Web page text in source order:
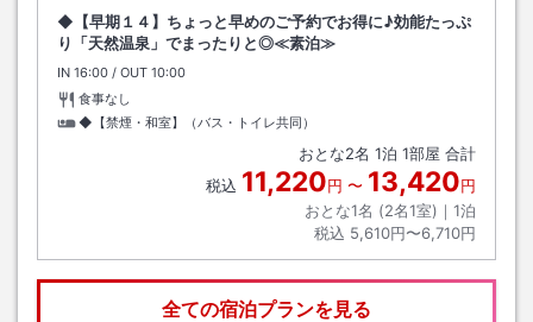
◆【早期１４】ちょっと早めのご予約でお得に♪効能たっぷ
り「天然温泉」でまったりと◎≪素泊≫
IN チェックイン
16:00 / OUT チェックアウト
10:00
食事なし
◆【禁煙・和室】（バス・トイレ共同）
おとな2名 1泊 1部屋 合計
税込 11,220円 〜 13,420円
おとな1名 (2名1室)｜ 1泊
税込 5,610円〜6,710円
全ての宿泊プランを見る